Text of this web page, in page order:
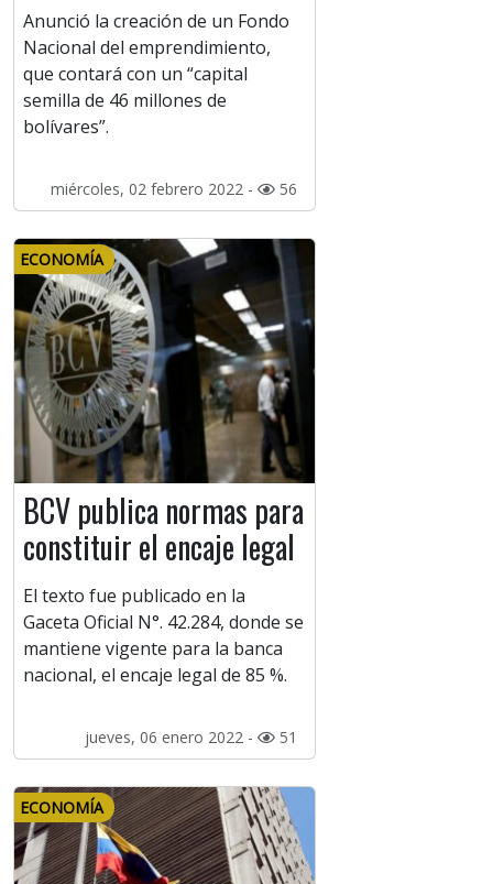
Anunció la creación de un Fondo
Nacional del emprendimiento,
que contará con un “capital
semilla de 46 millones de
bolívares”.
miércoles, 02 febrero 2022 - 56
ECONOMÍA
BCV publica normas para
constituir el encaje legal
El texto fue publicado en la
Gaceta Oficial N°. 42.284, donde se
mantiene vigente para la banca
nacional, el encaje legal de 85 %.
jueves, 06 enero 2022 - 51
ECONOMÍA